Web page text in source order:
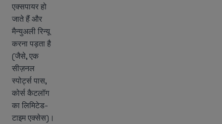
एक्सपायर हो
जाते हैं और
मैन्युअली रिन्यू
करना पड़ता है
(जैसे, एक
सीज़नल
स्पोर्ट्स पास,
कोर्स कैटलॉग
का लिमिटेड-
टाइम एक्सेस)।